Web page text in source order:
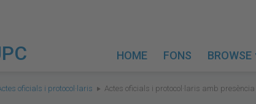
HOME FONS BROWSE
oficials i protocol·laris Actes oficials i protocol·laris amb